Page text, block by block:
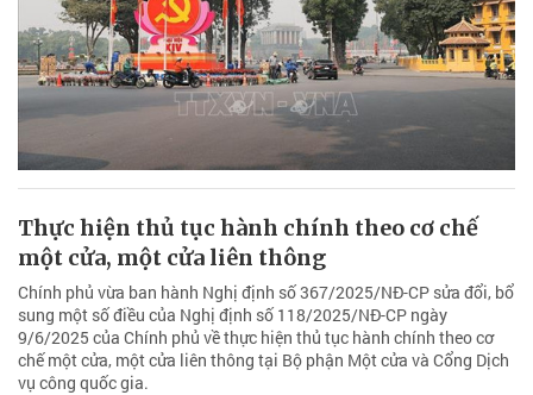
Thực hiện thủ tục hành chính theo cơ chế
một cửa, một cửa liên thông
Chính phủ vừa ban hành Nghị định số 367/2025/NĐ-CP sửa đổi, bổ
sung một số điều của Nghị định số 118/2025/NĐ-CP ngày
9/6/2025 của Chính phủ về thực hiện thủ tục hành chính theo cơ
chế một cửa, một cửa liên thông tại Bộ phận Một cửa và Cổng Dịch
vụ công quốc gia.